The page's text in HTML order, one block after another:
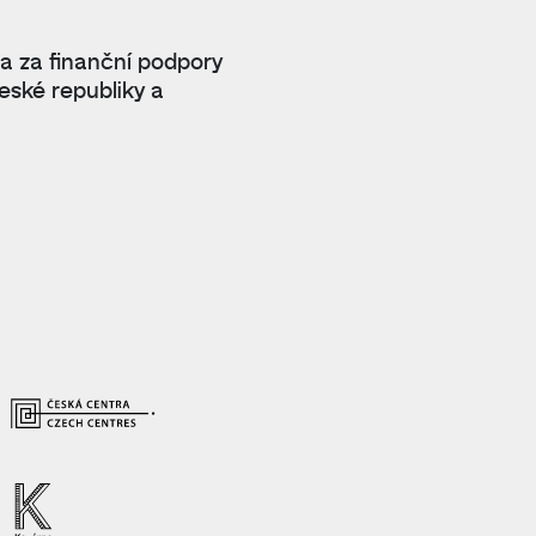
za finanční podpory
republiky a